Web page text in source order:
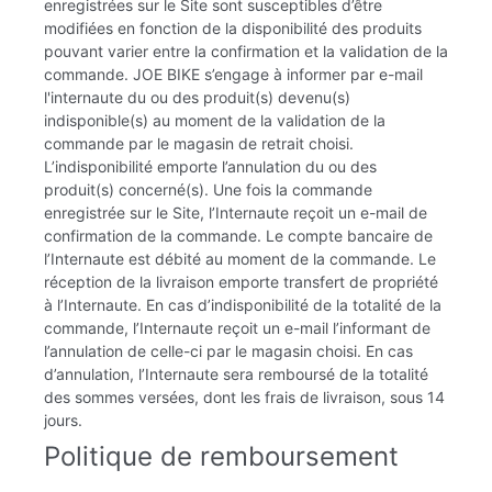
enregistrées sur le Site sont susceptibles d’être
modifiées en fonction de la disponibilité des produits
pouvant varier entre la confirmation et la validation de la
commande. JOE BIKE s’engage à informer par e-mail
l'internaute du ou des produit(s) devenu(s)
indisponible(s) au moment de la validation de la
commande par le magasin de retrait choisi.
L’indisponibilité emporte l’annulation du ou des
produit(s) concerné(s). Une fois la commande
enregistrée sur le Site, l’Internaute reçoit un e-mail de
confirmation de la commande. Le compte bancaire de
l’Internaute est débité au moment de la commande. Le
réception de la livraison emporte transfert de propriété
à l’Internaute. En cas d’indisponibilité de la totalité de la
commande, l’Internaute reçoit un e-mail l’informant de
l’annulation de celle-ci par le magasin choisi. En cas
d’annulation, l’Internaute sera remboursé de la totalité
des sommes versées, dont les frais de livraison, sous 14
jours.
Politique de remboursement